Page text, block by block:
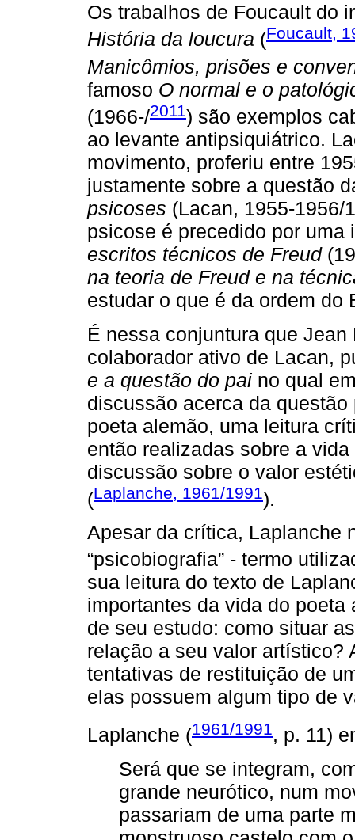
Os trabalhos de Foucault do
História da loucura (Foucault,
Manicômios, prisões e
famoso O normal e o
(1966-/2011) são exemplos
ao levante antipsiquiátrico.
movimento, proferiu entre
justamente sobre a questão
psicoses (Lacan, 1955-1956/
psicose é precedido por
escritos técnicos de Freud
na teoria de Freud e na
estudar o que é da ordem do
É nessa conjuntura que
colaborador ativo de Lacan,
e a questão do pai no qual
discussão acerca da
poeta alemão, uma leitura
então realizadas sobre a
discussão sobre o valor
(Laplanche, 1961/1991).
Apesar da crítica, Laplanche
“psicobiografia” - termo
sua leitura do texto de
importantes da vida do
de seu estudo: como situar
relação a seu valor artístico?
tentativas de restituição de
elas possuem algum tipo de
Laplanche (1961/1991 , p. 11)
Será que se integram,
grande neurótico, num
passariam de uma parte